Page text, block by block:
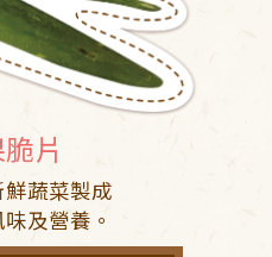
片
蔬菜製成
及營養。